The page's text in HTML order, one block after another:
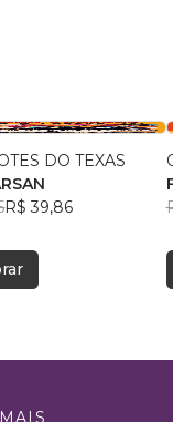
DO TEXAS
R$ 39,86